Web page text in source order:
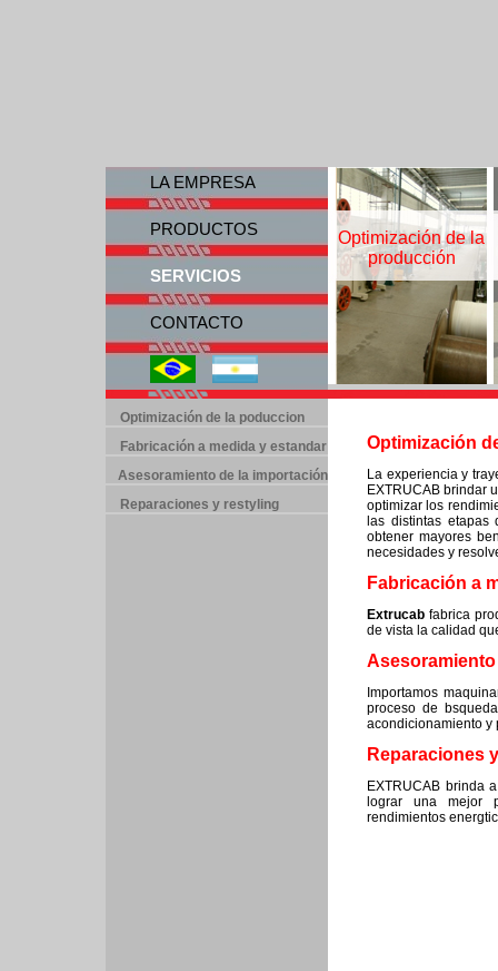
LA EMPRESA
PRODUCTOS
SERVICIOS
CONTACTO
Optimización de la
producción
Optimización de la poduccion
Fabricación a medida y estandar
Asesoramiento de la importación
Reparaciones y restyling
Optimización
La experiencia y
EXTRUCAB brindar
optimizar los
las distintas etapas
obtener mayores
necesidades y
Fabricación a
Extrucab fabrica
de vista la calidad
Importamos
proceso de
acondicionamiento y
Reparaciones
EXTRUCAB brinda
lograr una mejor
rendimientos